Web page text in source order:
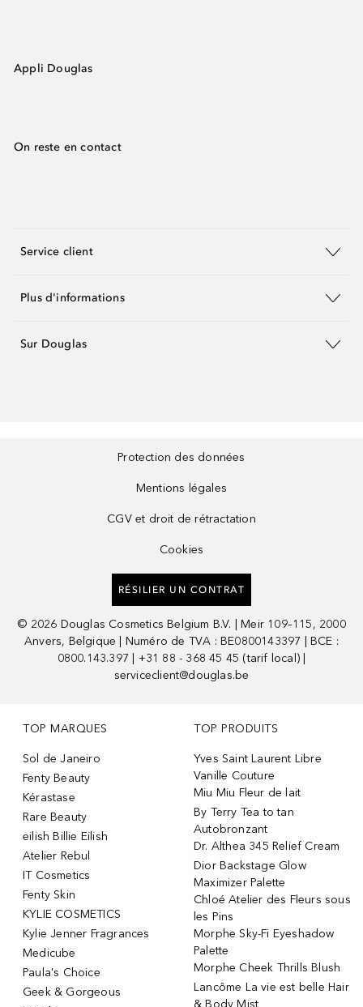
Appli Douglas
On reste en contact
Service client
Plus d'informations
Sur Douglas
Protection des données
Mentions légales
CGV et droit de rétractation
Cookies
RÉSILIER UN CONTRAT
© 2026 Douglas Cosmetics Belgium B.V. | Meir 109–115, 2000
Anvers, Belgique | Numéro de TVA : BE0800143397 | BCE :
0800.143.397 | +31 88 - 368 45 45 (tarif local) |
serviceclient@douglas.be
TOP MARQUES
Sol de Janeiro
Fenty Beauty
Kérastase
Rare Beauty
eilish Billie Eilish
Atelier Rebul
IT Cosmetics
Fenty Skin
KYLIE COSMETICS
Kylie Jenner Fragrances
Medicube
Paula's Choice
Geek & Gorgeous
TOP PRODUITS
Yves Saint Laurent Libre
Vanille Couture
Miu Miu Fleur de lait
By Terry Tea to tan
Autobronzant
Dr. Althea 345 Relief Cream
Dior Backstage Glow
Maximizer Palette
Chloé Atelier des Fleurs sous
les Pins
Morphe Sky-Fi Eyeshadow
Palette
Morphe Cheek Thrills Blush
Lancôme La vie est belle Hair
& Body Mist